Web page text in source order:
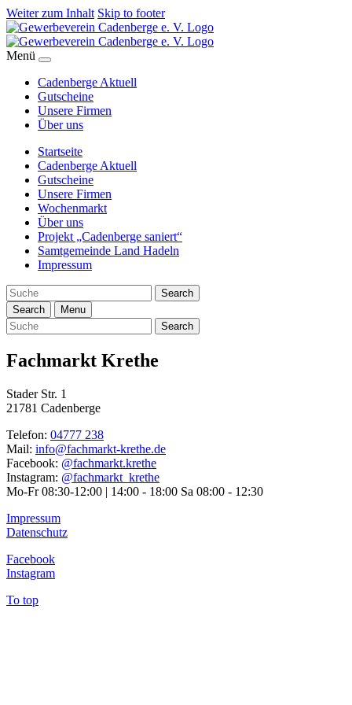
Weiter zum Inhalt Skip to footer
Menü
Cadenberge Aktuell
Gutscheine
Unsere Firmen
Über uns
Startseite
Cadenberge Aktuell
Gutscheine
Unsere Firmen
Wochenmarkt
Über uns
Projekt „Cadenberge saniert“
Samtgemeinde Land Hadeln
Impressum
Search
Search
Menu
Search
Fachmarkt Krethe
Stader Str. 1
21781 Cadenberge
Telefon: 04777 238
Mail: info@fachmarkt-krethe.de
Facebook: @fachmarkt.krethe
Instagram: @fachmarkt_krethe
Mo-Fr 08:30-12:00 | 14:00 - 18:00 Sa 08:00 - 12:30
Impressum
Datenschutz
Facebook
Instagram
To top